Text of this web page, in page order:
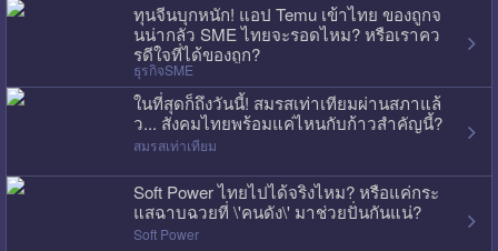
ทุนจีนบุกหนัก! แอป Temu เข้าไทย ของถูกจ
นน่ากลัว SME ไทยจะรอดไหม? หรือเราคว
รดีใจที่ได้ของถูก?
ธุรกิจSME
ในที่สุดก็ถึงวันนี้! สมรสเท่าเทียมผ่านสภาแล้
ว... สังคมไทยพร้อมแค่ไหนกับก้าวสำคัญนี้?
สมรสเท่าเทียม
Soft Power ไทยไปได้จริงไหม? หรือแค่กระ
แสฉาบฉวยที่ \'คนดัง\' มาช่วยปั่นกันแน่?
Soft Power